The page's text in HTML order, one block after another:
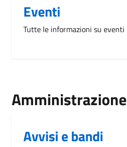
Eventi
Tutte le informazioni su eventi
Amministrazione
Avvisi e bandi